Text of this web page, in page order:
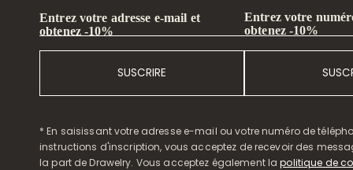
Entrez votre adresse e-mail et
obtenez -10%
SUSCRIRE
Entrez votre
obtenez -10%
* En saisissant votre adresse e-mail ou votre numéro de
instructions d'inscription, vous acceptez de recevoir des
la part de Drawelry. Vous acceptez également lapolitique de